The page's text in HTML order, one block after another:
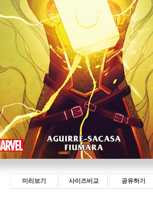
미리보기 사이즈비교 공유하기